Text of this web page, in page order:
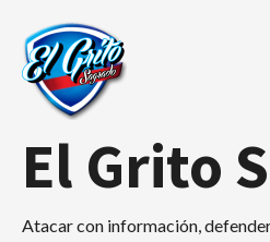
contenido
El Grito
Atacar con información,